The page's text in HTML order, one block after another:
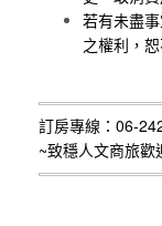
若有未盡
之權利，
訂房專線：06-
~致穩人文商旅歡